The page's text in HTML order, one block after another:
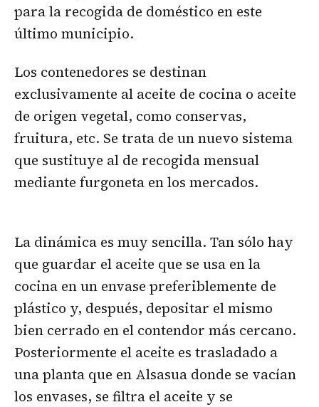
para la recogida de doméstico en este
último municipio.
Los contenedores se destinan
exclusivamente al aceite de cocina o aceite
de origen vegetal, como conservas,
fruitura, etc. Se trata de un nuevo sistema
que sustituye al de recogida mensual
mediante furgoneta en los mercados.
La dinámica es muy sencilla. Tan sólo hay
que guardar el aceite que se usa en la
cocina en un envase preferiblemente de
plástico y, después, depositar el mismo
bien cerrado en el contendor más cercano.
Posteriormente el aceite es trasladado a
una planta que en Alsasua donde se vacían
los envases, se filtra el aceite y se